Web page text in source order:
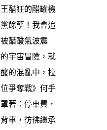
醋狂的醋罐機
餘孽！我會追
醋酸氣波震
宇宙冒險，就
酸的混亂中，拉
爭奪戰》何手
著：停車費，
車，彷彿繼承